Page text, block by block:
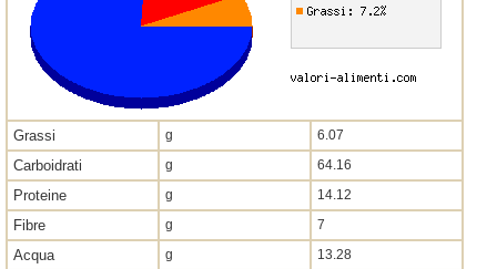
Grassi g 6.07
Carboidrati g 64.16
Proteine g 14.12
Fibre g 7
Acqua g 13.28